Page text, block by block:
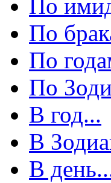
По
По
По
По
В год...
В
В